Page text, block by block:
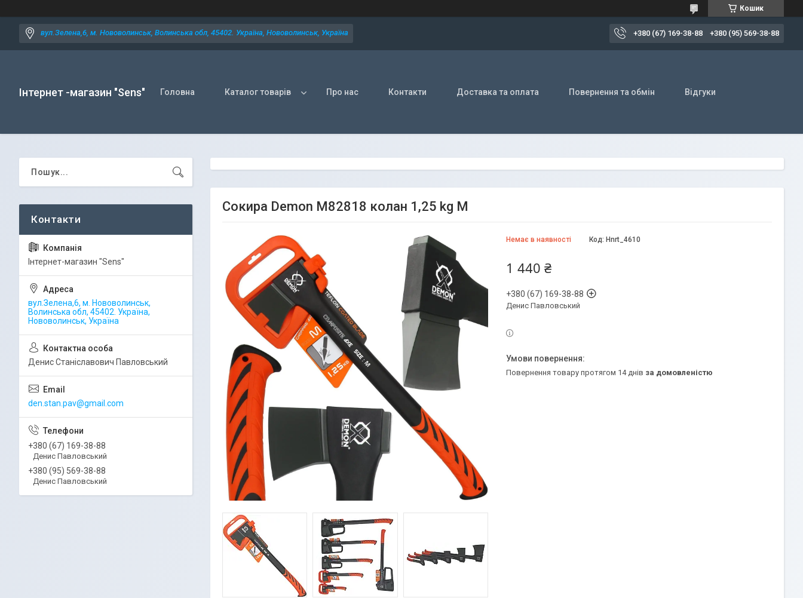
Кошик
вул.Зелена,6, м. Нововолинськ, Волинська обл, 45402. Україна, Нововолинськ, Україна +380 (67) 169-38-88 +380 (95) 569-38-88
Інтернет -магазин "Sens" Головна Каталог товарів Про нас Контакти Доставка та оплата Повернення та обмін Відгуки
Сокира Demon M82818 колан 1,25 kg M
Немає в наявності Код: Hnrt_4610
1 440 ₴
+380 (67) 169-38-88
Денис Павловський
повернення товару протягом 14 днів за домовленістю
Iнтернет-магазин "Sens"
вул.Зелена,6, м. Нововолинськ,
Волинська обл, 45402. Україна,
Нововолинськ, Україна
Денис Станіславович Павловський
den.stan.pav@gmail.com
+380 (67) 169-38-88
Денис Павловський
+380 (95) 569-38-88
Денис Павловський